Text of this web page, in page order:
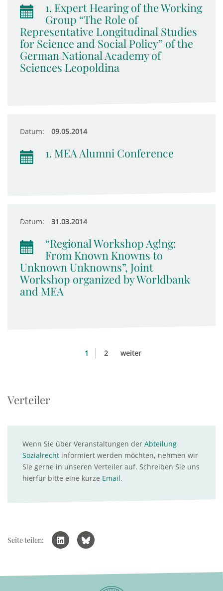
1. Expert Hearing of the Working
Group “The Role of
Representative Longitudinal Studies
for Science and Social Policy” of the
German National Academy of
Sciences Leopoldina
Datum: 09.05.2014
1. MEA Alumni Conference
Datum: 31.03.2014
“Regional Workshop Ag!ng:
From Known Knowns to
Unknown Unknowns”, Joint
Workshop organized by Worldbank
and MEA
1 2 weiter
Verteiler
Wenn Sie über Veranstaltungen der Abteilung
Sozialrecht informiert werden möchten, nehmen wir
Sie gerne in unseren Verteiler auf. Schreiben Sie uns
hierfür bitte eine kurze Email.
Seite teilen: